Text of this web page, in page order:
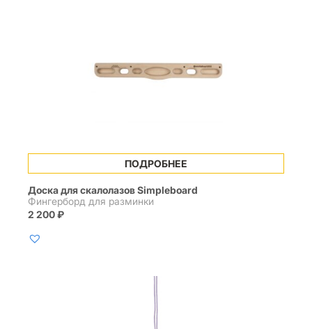
ПОДРОБНЕЕ
Доска для скалолазов Simpleboard
Фингерборд для разминки
2 200₽